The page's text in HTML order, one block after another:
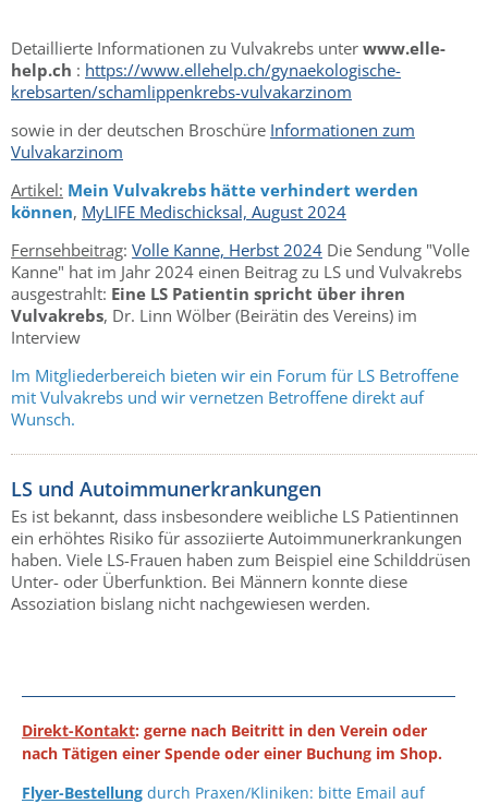
Detaillierte Informationen zu Vulvakrebs unter www.elle-
help.ch : https://www.ellehelp.ch/gynaekologische-
krebsarten/schamlippenkrebs-vulvakarzinom
sowie in der deutschen Broschüre Informationen zum
Vulvakarzinom
Artikel: Mein Vulvakrebs hätte verhindert werden
können, MyLIFE Medischicksal, August 2024
Fernsehbeitrag: Volle Kanne, Herbst 2024 Die Sendung "Volle
Kanne" hat im Jahr 2024 einen Beitrag zu LS und Vulvakrebs
ausgestrahlt: Eine LS Patientin spricht über ihren
Vulvakrebs, Dr. Linn Wölber (Beirätin des Vereins) im
Interview
Im Mitgliederbereich bieten wir ein Forum für LS Betroffene
mit Vulvakrebs und wir vernetzen Betroffene direkt auf
Wunsch.
LS und Autoimmunerkrankungen
Es ist bekannt, dass insbesondere weibliche LS Patientinnen
ein erhöhtes Risiko für assoziierte Autoimmunerkrankungen
haben. Viele LS-Frauen haben zum Beispiel eine Schilddrüsen
Unter- oder Überfunktion. Bei Männern konnte diese
Assoziation bislang nicht nachgewiesen werden.
Direkt-Kontakt: gerne nach Beitritt in den Verein oder
nach Tätigen einer Spende oder einer Buchung im Shop.
Flyer-Bestellung durch Praxen/Kliniken: bitte Email auf